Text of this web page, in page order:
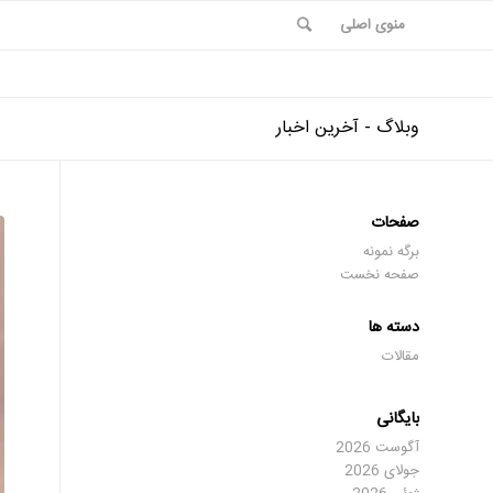
منوی اصلی
وبلاگ - آخرین اخبار
صفحات
برگه نمونه
صفحه نخست
دسته ها
مقالات
بایگانی
آگوست 2026
جولای 2026